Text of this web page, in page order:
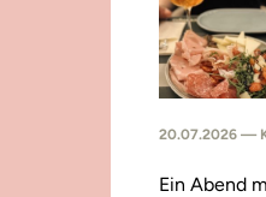
20.07.2026 —
Ein Abend